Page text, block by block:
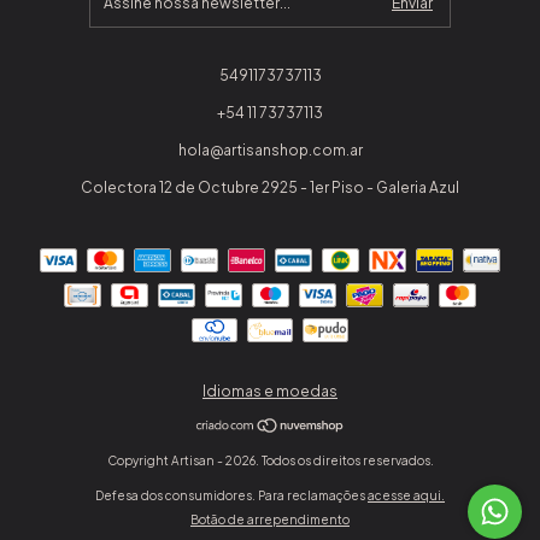
5491173737113
+54 11 73737113
hola@artisanshop.com.ar
Colectora 12 de Octubre 2925 - 1er Piso - Galeria Azul
Idiomas e moedas
Copyright Artisan - 2026. Todos os direitos reservados.
Defesa dos consumidores. Para reclamaçõesacesse aqui.
Botão de arrependimento